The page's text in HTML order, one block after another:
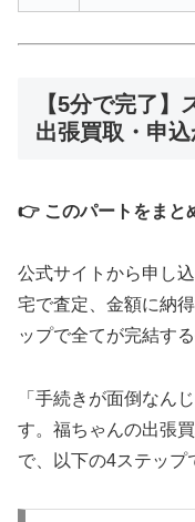
【5分で完了
出張買取・申
👉 このパートをまと
公式サイトから申し
宅で査定、金額に納
ップで全てが完結す
「手続きが面倒なん
す。福ちゃんの出張
で、以下の4ステップ